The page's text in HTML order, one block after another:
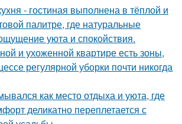
- гостиная выполнена в тёплой и
палитре, где натуральные
уюта и спокойствия.
и ухоженной квартире есть зоны,
регулярной уборки почти никогда
как место отдыха и уюта, где
деликатно переплетается с